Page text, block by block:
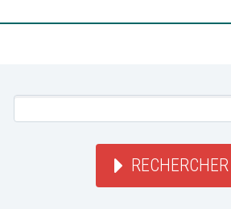
RECHERCHER